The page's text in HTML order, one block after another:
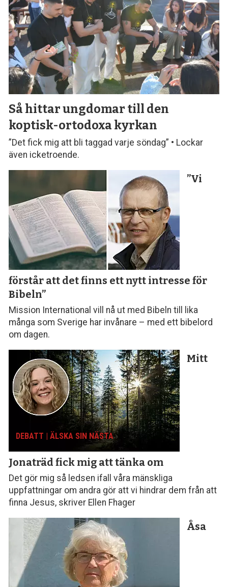
Så hittar ungdomar till den
koptisk-ortodoxa kyrkan
”Det fick mig att bli taggad varje söndag” • Lockar
även icketroende.
”Vi
förstår att det finns ett nytt intresse för
Bibeln”
Mission International vill nå ut med Bibeln till lika
många som Sverige har invånare – med ett bibelord
om dagen.
DEBATT | ÄLSKA SIN NÄSTA
Mitt
Jonaträd fick mig att tänka om
Det gör mig så ledsen ifall våra mänskliga
uppfattningar om andra gör att vi hindrar dem från att
finna Jesus, skriver Ellen Fhager
Åsa